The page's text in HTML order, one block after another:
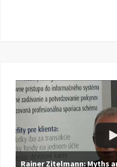
Rainer Zitelmann: Myths